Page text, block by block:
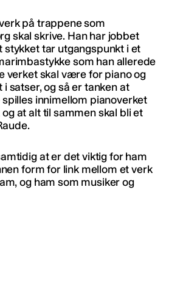
på trappene som
skal skrive. Han har jobbet
stykket tar utgangspunkt i et
som han allerede
verket skal være for piano og
satser, og så er tanken at
innimellom pianoverket
at alt til sammen skal bli et
at er det viktig for ham
form for link mellom et verk
og ham som musiker og